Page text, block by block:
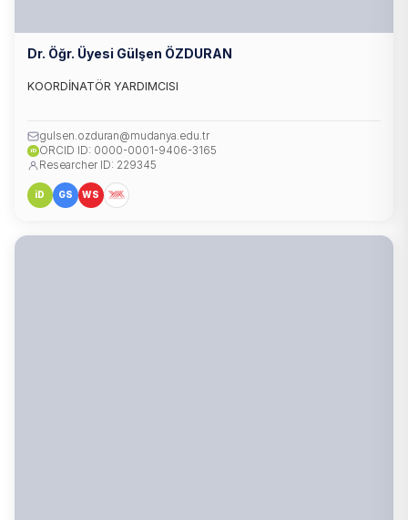
Dr. Öğr. Üyesi Gülşen ÖZDURAN
KOORDİNATÖR YARDIMCISI
gulsen.ozduran@mudanya.edu.tr
iD ORCID ID: 0000-0001-9406-3165
Researcher ID: 229345
iD GS WS